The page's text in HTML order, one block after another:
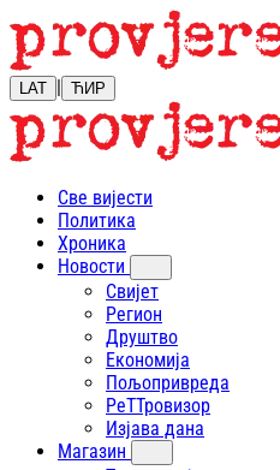
LAT | ЋИР
Све вијести
Политика
Хроника
Новости
Свијет
Регион
Друштво
Економија
Пољопривреда
РеТТровизор
Изјава дана
Магазин